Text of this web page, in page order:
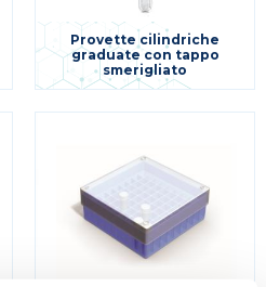
Provette cilindriche
graduate con tappo
smerigliato